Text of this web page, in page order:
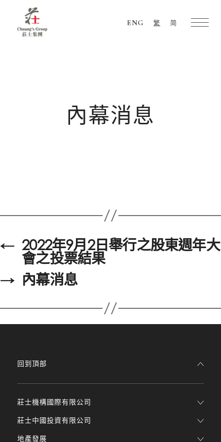
ENG 繁 简
內幕消息
← 2022年9月2日舉行之股東週年大
會之投票結果
→ 內幕消息
莊士機構國際有限公司
莊士中國投資有限公司
地產發展
回到頂部